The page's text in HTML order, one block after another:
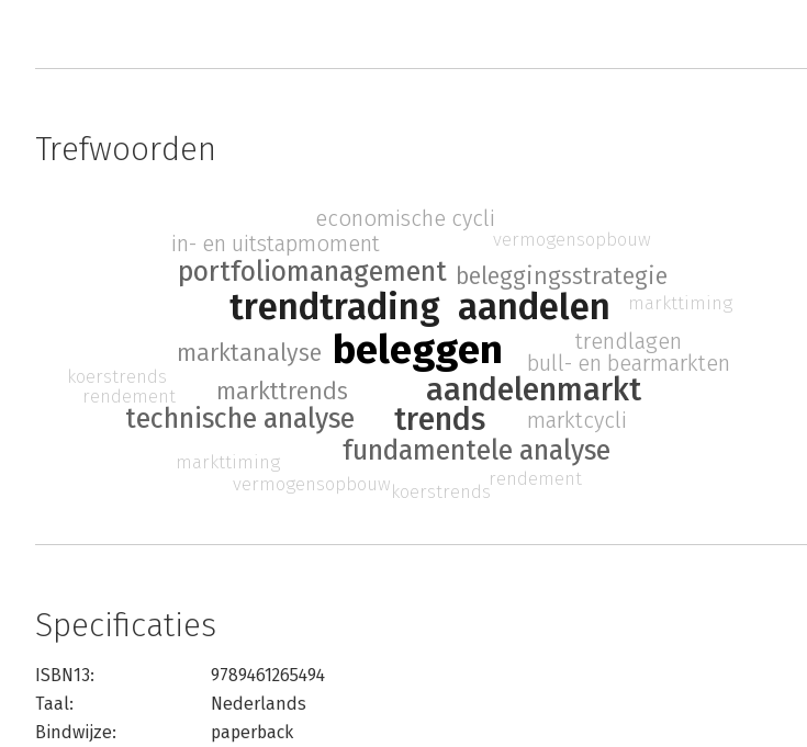
Trefwoorden
beleggen
trendtrading aandelen
aandelenmarkt
trends
portfoliomanagement
fundamentele analyse
technische analyse
marktanalyse
beleggingsstrategie
markttrends
trendlagen
in- en uitstapmoment
marktcycli
bull- en bearmarkten
economische cycli
vermogensopbouw
markttiming
rendement
koerstrends
vermogensopbouw
markttiming
rendement
koerstrends
Specificaties
ISBN13:
9789461265494
Taal:
Nederlands
Bindwijze:
paperback